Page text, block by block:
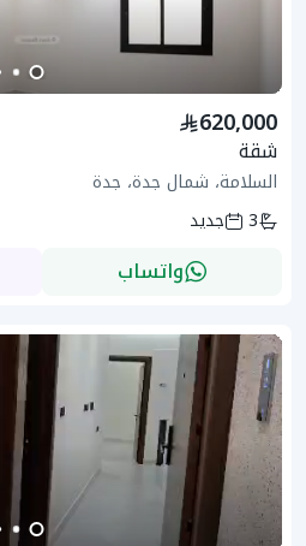
620,000
شقة
السلامة، شمال جدة، جدة
3
جديد
واتساب